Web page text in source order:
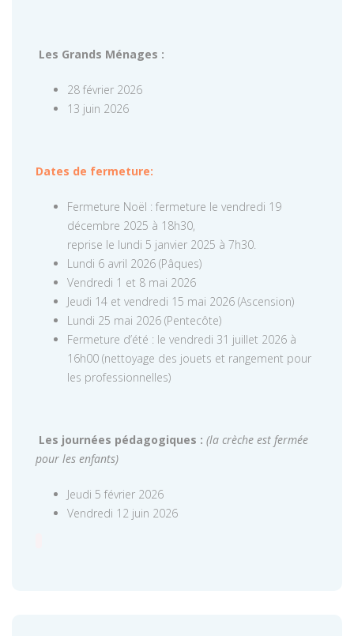
Les Grands Ménages :
28 février 2026
13 juin 2026
Dates de fermeture:
Fermeture Noël : fermeture le vendredi 19
décembre 2025 à 18h30,
reprise le lundi 5 janvier 2025 à 7h30.
Lundi 6 avril 2026 (Pâques)
Vendredi 1 et 8 mai 2026
Jeudi 14 et vendredi 15 mai 2026 (Ascension)
Lundi 25 mai 2026 (Pentecôte)
Fermeture d’été : le vendredi 31 juillet 2026 à
16h00 (nettoyage des jouets et rangement pour
les professionnelles)
Les journées pédagogiques : (la crèche est fermée
pour les enfants)
Jeudi 5 février 2026
Vendredi 12 juin 2026